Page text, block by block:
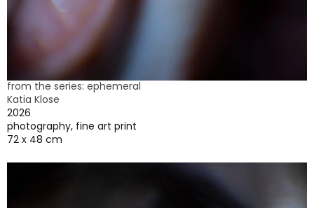
from the series: ephemeral
Katia Klose
2026
photography, fine art print
72 x 48 cm